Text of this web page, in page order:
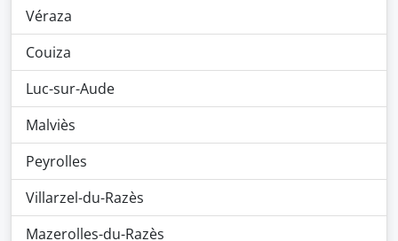
Véraza
Couiza
Luc-sur-Aude
Malviès
Peyrolles
Villarzel-du-Razès
Mazerolles-du-Razès